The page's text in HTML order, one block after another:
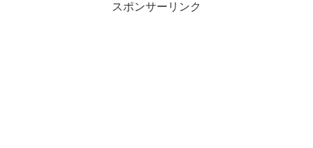
スポンサーリンク